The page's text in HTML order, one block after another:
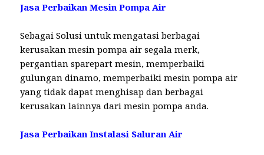
Jasa Perbaikan Mesin Pompa Air
Sebagai Solusi untuk mengatasi berbagai
kerusakan mesin pompa air segala merk,
pergantian sparepart mesin, memperbaiki
gulungan dinamo, memperbaiki mesin pompa air
yang tidak dapat menghisap dan berbagai
kerusakan lainnya dari mesin pompa anda.
Jasa Perbaikan Instalasi Saluran Air